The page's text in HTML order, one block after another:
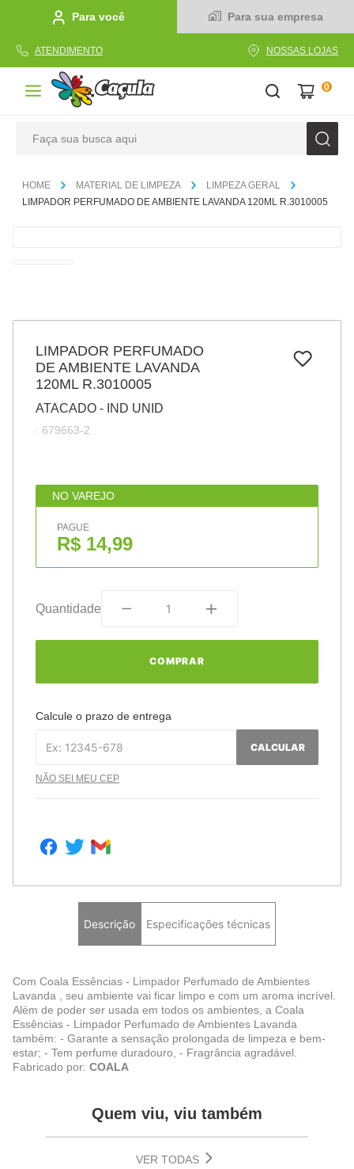
Para você Para sua empresa
ATENDIMENTO NOSSAS LOJAS
0
MATERIAL DE LIMPEZA
LIMPEZA GERAL
LIMPADOR PERFUMADO DE AMBIENTE LAVANDA 120ML R.3010005
LIMPADOR PERFUMADO
DE AMBIENTE LAVANDA
120ML R.3010005
ATACADO - IND UNID
: 679663-2
NO VAREJO
PAGUE
R$ 14,99
Quantidade
COMPRAR
Calcule o prazo de entrega
CALCULAR
NÃO SEI MEU CEP
Descrição Especificações técnicas
Com Coala Essências - Limpador Perfumado de Ambientes
Lavanda , seu ambiente vai ficar limpo e com um aroma incrível.
Além de poder ser usada em todos os ambientes, a Coala
Essências - Limpador Perfumado de Ambientes Lavanda
também: - Garante a sensação prolongada de limpeza e bem-
estar; - Tem perfume duradouro, - Fragrância agradável.
Fabricado por: COALA
Quem viu, viu também
VER TODAS
1º caderno
papel